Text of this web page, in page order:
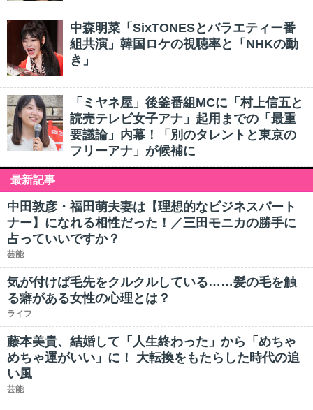
中森明菜「SixTONESとバラエティー番
組共演」韓国ロケの視聴率と「NHKの動
き」
「ミヤネ屋」後釜番組MCに「村上信五と
読売テレビ女子アナ」起用までの「最重
要議論」内幕！「別のタレントと東京の
フリーアナ」が候補に
最新記事
中田敦彦・福田萌夫妻は【理想的なビジネスパート
ナー】になれる相性だった！／三田モニカの勝手に
占っていいですか？
芸能
気が付けば毛先をクルクルしている……髪の毛を触
る癖がある女性の心理とは？
ライフ
藤本美貴、結婚して「人生終わった」から「めちゃ
めちゃ運がいい」に！ 大転換をもたらした時代の追
い風
芸能